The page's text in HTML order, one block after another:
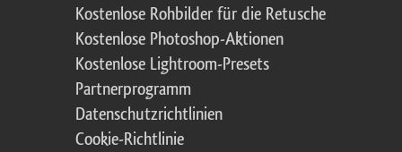
Kostenlose Rohbilder für die Retusche
Kostenlose Photoshop-Aktionen
Kostenlose Lightroom-Presets
Partnerprogramm
Datenschutzrichtlinien
Cookie-Richtlinie